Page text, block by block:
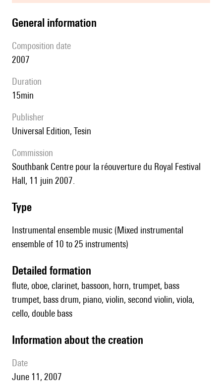
general information
composition date
2007
duration
15min
publisher
Universal Edition, Tesin
Commission
Southbank Centre pour la réouverture du Royal Festival
Hall, 11 juin 2007.
type
Instrumental ensemble music (Mixed instrumental
ensemble of 10 to 25 instruments)
detailed formation
flute, oboe, clarinet, bassoon, horn, trumpet, bass
trumpet, bass drum, piano, violin, second violin, viola,
cello, double bass
information about the creation
date
June 11, 2007